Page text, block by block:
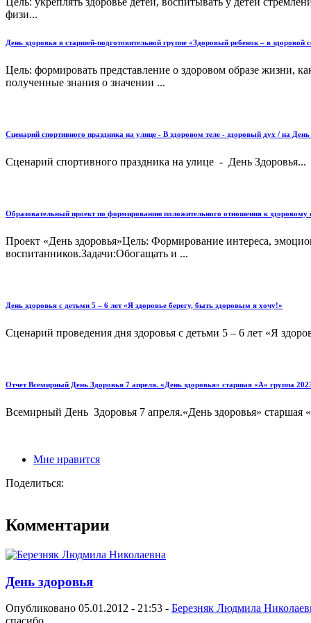
физи...
День здоровья в старшей-подготовительной группе «Здоровый ребенок – в здоровой
Цель: формировать представление о здоровом образе жизни,
полученные знания о значении ...
Сценарий спортивного праздника на улице - В здоровом теле - здоровый дух / на
Сценарий спортивного праздника на улице - День Здоровья...
Образовательный проект по формированию положительного отношения к здоровому
Проект «День здоровья»Цель: Формирование интереса,
воспитанников.Задачи:Обогащать и ...
День здоровья с детьми 5 – 6 лет «Я здоровье берегу, быть здоровым я хочу!»
Сценарий проведения дня здоровья с детьми 5 – 6 лет «Я
Отчет Всемирный День Здоровья 7 апреля. «День здоровья» старшая «А» группа
Всемирный День Здоровья 7 апреля.«День здоровья» старшая
Мне нравится
Поделиться:
Комментарии
День здоровья
Опубликовано 05.01.2012 - 21:53 - Березняк Людмила